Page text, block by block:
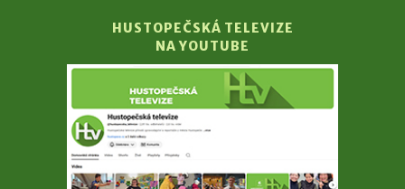
HUSTOPEČSKÁ TELEVIZE
NA YOUTUBE